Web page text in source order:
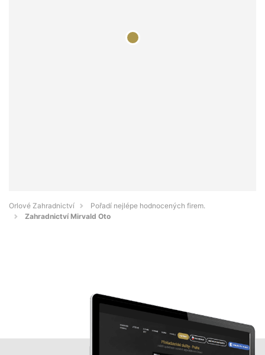
Orlové Zahradnictví
Pořadí nejlépe hodnocených firem.
Zahradnictví Mirvald Oto